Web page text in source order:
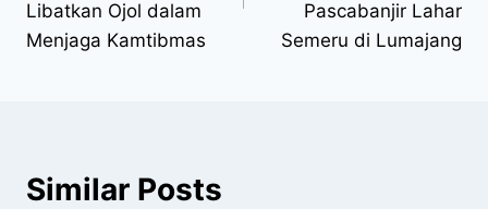
Libatkan Ojol dalam
Menjaga Kamtibmas
Pascabanjir Lahar
Semeru di Lumajang
Similar Posts